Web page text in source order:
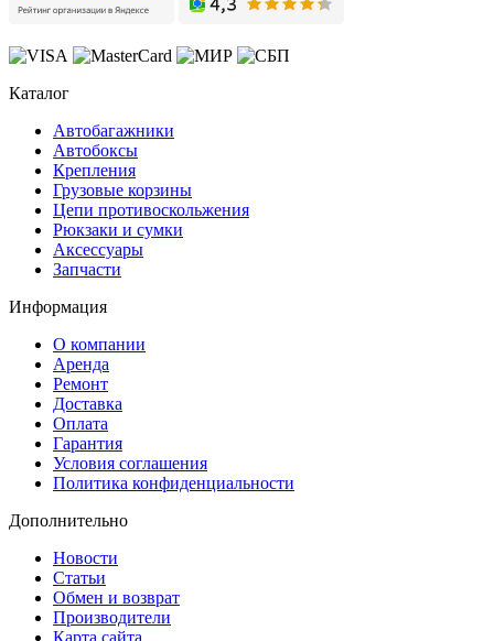
Каталог
Автобагажники
Автобоксы
Крепления
Грузовые корзины
Цепи противоскольжения
Рюкзаки и сумки
Аксессуары
Запчасти
Информация
О компании
Аренда
Ремонт
Доставка
Оплата
Гарантия
Условия соглашения
Политика конфиденциальности
Дополнительно
Новости
Статьи
Обмен и возврат
Производители